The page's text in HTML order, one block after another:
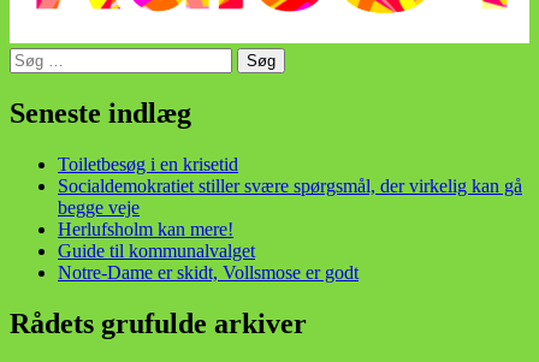
Søg
efter:
Seneste indlæg
Toiletbesøg i en krisetid
Socialdemokratiet stiller svære spørgsmål, der virkelig kan gå
begge veje
Herlufsholm kan mere!
Guide til kommunalvalget
Notre-Dame er skidt, Vollsmose er godt
Rådets grufulde arkiver